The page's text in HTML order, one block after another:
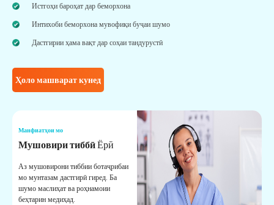
Истгоҳи бароҳат дар беморхона
Интихоби беморхона мувофиқи буҷаи шумо
Дастгирии ҳама вақт дар соҳаи тандурустӣ
Ҳоло машварат кунед
Манфиатҳои мо
Мушовири тиббӣЁрӣ
Аз мушовирони тиббии ботаҷрибаи
мо мунтазам дастгирӣ гиред. Ба
шумо маслиҳат ва роҳнамоии
беҳтарин медиҳад.